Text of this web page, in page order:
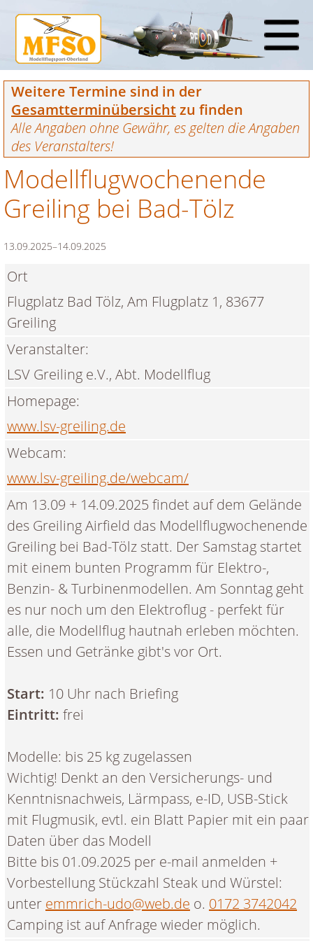
Weitere Termine sind in der
Gesamtterminübersichtzu finden
Alle Angaben ohne Gewähr, es gelten die Angaben
des Veranstalters!
Modellflugwochenende
Greiling bei Bad-Tölz
13.09.2025–14.09.2025
Ort
Flugplatz Bad Tölz, Am Flugplatz 1, 83677
Greiling
Veranstalter:
LSV Greiling e.V., Abt. Modellflug
Homepage:
www.lsv-greiling.de
Webcam:
www.lsv-greiling.de/webcam/
Am 13.09 + 14.09.2025 findet auf dem Gelände
des Greiling Airfield das Modellflugwochenende
Greiling bei Bad-Tölz statt. Der Samstag startet
mit einem bunten Programm für Elektro-,
Benzin- & Turbinenmodellen. Am Sonntag geht
es nur noch um den Elektroflug - perfekt für
alle, die Modellflug hautnah erleben möchten.
Essen und Getränke gibt's vor Ort.
Start: 10 Uhr nach Briefing
Eintritt: frei
Modelle: bis 25 kg zugelassen
Wichtig! Denkt an den Versicherungs- und
Kenntnisnachweis, Lärmpass, e-ID, USB-Stick
mit Flugmusik, evtl. ein Blatt Papier mit ein paar
Daten über das Modell
Bitte bis 01.09.2025 per e-mail anmelden +
Vorbestellung Stückzahl Steak und Würstel:
unter emmrich-udo@web.de o. 0172 3742042
Camping ist auf Anfrage wieder möglich.